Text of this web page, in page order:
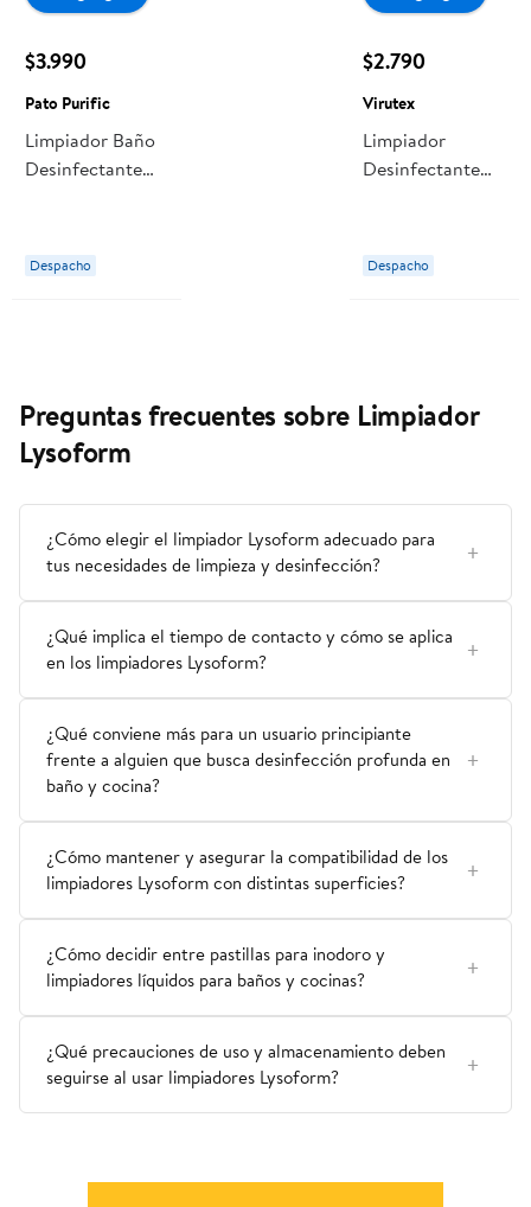
$3.990
Pato Purific
Limpiador Baño
Desinfectante
Marina Botella
710 ml Pato
Despacho
$2.790
Virutex
Limpiador
Desinfectante
500 ml Virutex
Despacho
Preguntas frecuentes sobre Limpiador
Lysoform
¿Cómo elegir el limpiador Lysoform adecuado para
tus necesidades de limpieza y desinfección?
¿Qué implica el tiempo de contacto y cómo se aplica
en los limpiadores Lysoform?
¿Qué conviene más para un usuario principiante
frente a alguien que busca desinfección profunda en
baño y cocina?
¿Cómo mantener y asegurar la compatibilidad de los
limpiadores Lysoform con distintas superficies?
¿Cómo decidir entre pastillas para inodoro y
limpiadores líquidos para baños y cocinas?
¿Qué precauciones de uso y almacenamiento deben
seguirse al usar limpiadores Lysoform?